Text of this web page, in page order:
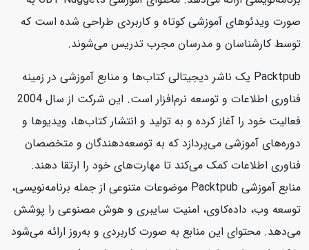
صورت ویدئوهای آموزشی کوتاه و کاربردی طراحی شده است که
توسط کارشناسان و مدرسان مجرب تدریس می‌شوند.
Packtpub یک ناشر دیجیتالی کتاب‌ها و منابع آموزشی در زمینه
فناوری اطلاعات و توسعه نرم‌افزار است. این شرکت از سال 2004
فعالیت خود را آغاز کرده و به تولید و انتشار کتاب‌ها، ویدیوها و
دوره‌های آموزشی می‌پردازد که به توسعه‌دهندگان و متخصصان
فناوری اطلاعات کمک می‌کند تا مهارت‌های خود را ارتقا دهند.
منابع آموزشی Packtpub موضوعات متنوعی از جمله برنامه‌نویسی،
توسعه وب، داده‌کاوی، امنیت سایبری و هوش مصنوعی را پوشش
می‌دهد. محتوای این منابع به صورت کاربردی و به‌روز ارائه می‌شود